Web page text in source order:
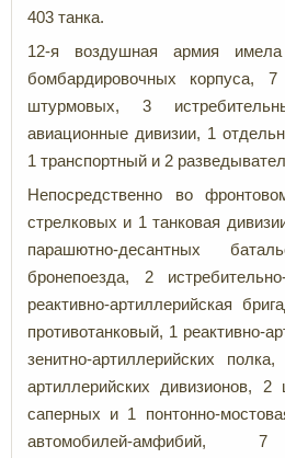
403 танка.
12-я воздушная армия
бомбардировочных корпуса,
штурмовых, 3
авиационные дивизии, 1
1 транспортный и 2
Непосредственно во
стрелковых и 1 танковая
парашютно-десантных
бронепоезда, 2
реактивно-артиллерийская
противотанковый, 1 реактивно-
зенитно-артиллерийских
артиллерийских дивизионов,
саперных и 1 понтонно-
автомобилей-амфибий, 7